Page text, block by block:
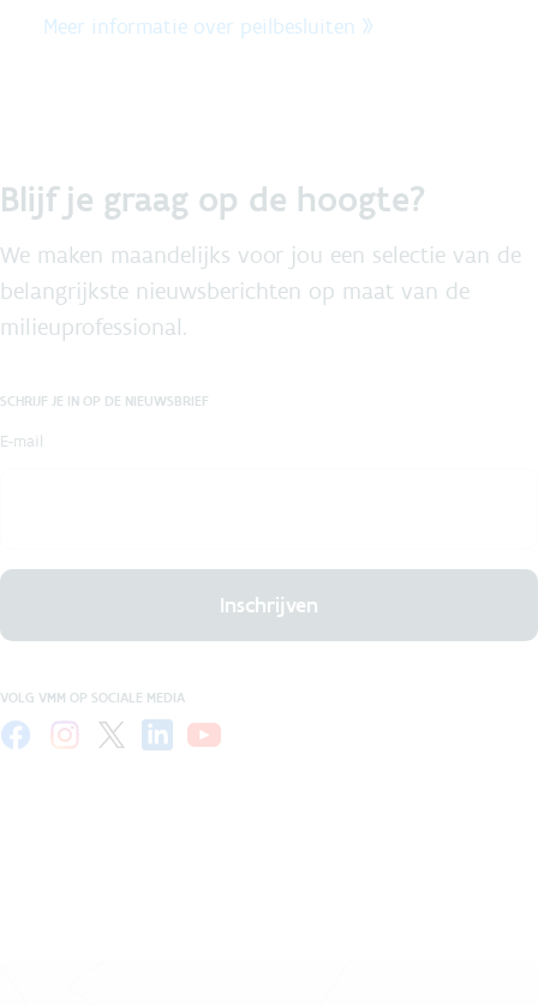
Meer informatie over peilbesluiten »
Blijf je graag op de hoogte?
We maken maandelijks voor jou een selectie van de
belangrijkste nieuwsberichten op maat van de
milieuprofessional.
SCHRIJF JE IN OP DE NIEUWSBRIEF
E-mail
Inschrijven
VOLG VMM OP SOCIALE MEDIA